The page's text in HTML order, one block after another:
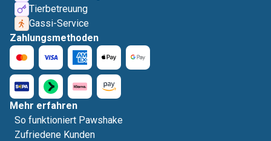
Tierbetreuung
Gassi-Service
Zahlungsmethoden
Mehr erfahren
So funktioniert Pawshake
Zufriedene Kunden